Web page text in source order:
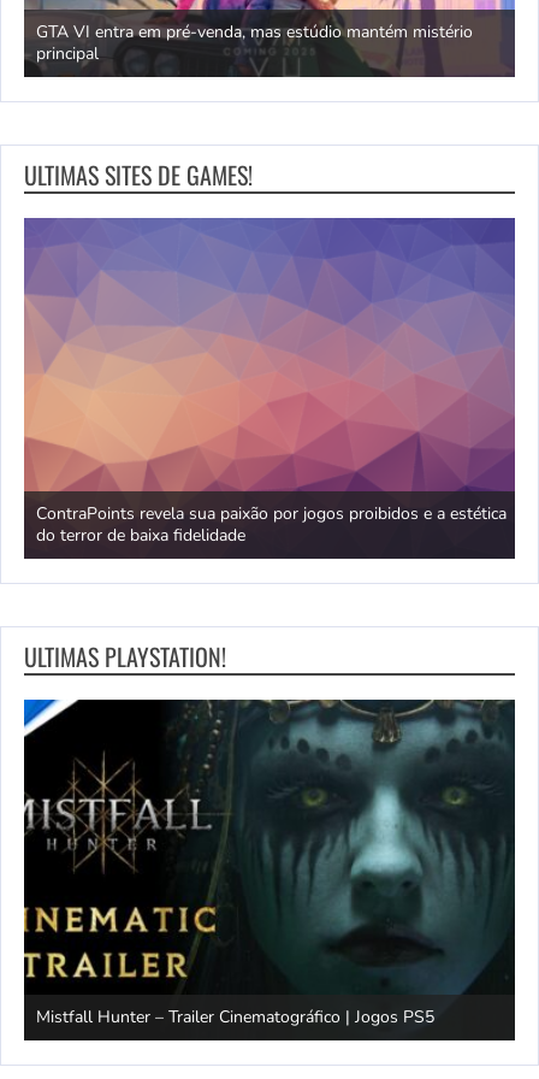
GTA VI entra em pré-venda, mas estúdio mantém mistério
principal
ULTIMAS SITES DE GAMES!
ContraPoints revela sua paixão por jogos proibidos e a estética
do terror de baixa fidelidade
ULTIMAS PLAYSTATION!
Mistfall Hunter – Trailer Cinematográfico | Jogos PS5